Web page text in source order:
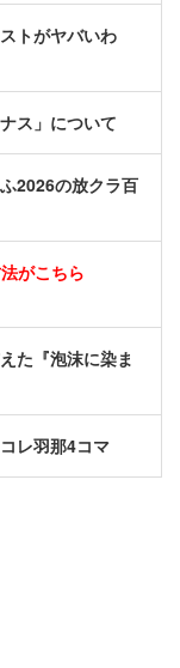
トがヤバいわ
ス」について
2026の放クラ百
がこちら
た『泡沫に染ま
レ羽那4コマ